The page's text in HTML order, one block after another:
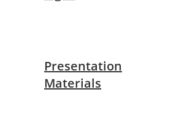
Presentation
Materials